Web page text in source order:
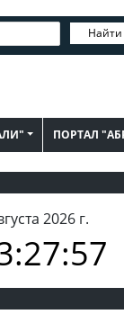
Найти
ПОРТАЛ
2026 г.